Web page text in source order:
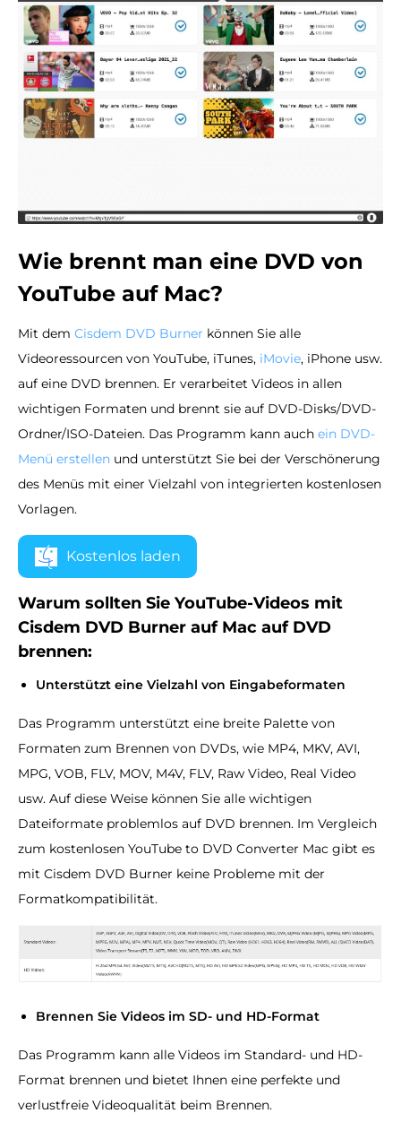
Wie brennt man eine DVD von
YouTube auf Mac?
Mit dem Cisdem DVD Burner können Sie alle
Videoressourcen von YouTube, iTunes, iMovie, iPhone usw.
auf eine DVD brennen. Er verarbeitet Videos in allen
wichtigen Formaten und brennt sie auf DVD-Disks/DVD-
Ordner/ISO-Dateien. Das Programm kann auch ein DVD-
Menü erstellen und unterstützt Sie bei der Verschönerung
des Menüs mit einer Vielzahl von integrierten kostenlosen
Vorlagen.
Kostenlos laden
Warum sollten Sie YouTube-Videos mit
Cisdem DVD Burner auf Mac auf DVD
brennen:
Unterstützt eine Vielzahl von Eingabeformaten
Das Programm unterstützt eine breite Palette von
Formaten zum Brennen von DVDs, wie MP4, MKV, AVI,
MPG, VOB, FLV, MOV, M4V, FLV, Raw Video, Real Video
usw. Auf diese Weise können Sie alle wichtigen
Dateiformate problemlos auf DVD brennen. Im Vergleich
zum kostenlosen YouTube to DVD Converter Mac gibt es
mit Cisdem DVD Burner keine Probleme mit der
Formatkompatibilität.
Brennen Sie Videos im SD- und HD-Format
Das Programm kann alle Videos im Standard- und HD-
Format brennen und bietet Ihnen eine perfekte und
verlustfreie Videoqualität beim Brennen.